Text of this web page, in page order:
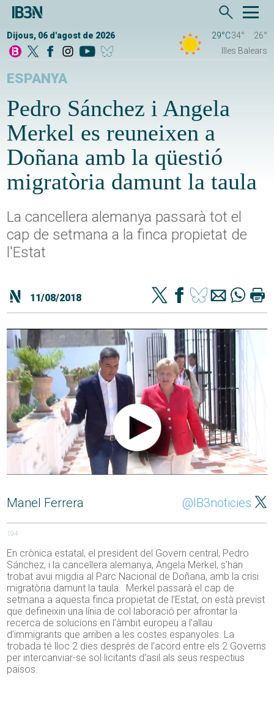
Dijous, 06 d'agost de 2026 29°C34°
26°
Illes Balears
ESPANYA
Pedro Sánchez i Angela
Merkel es reuneixen a
Doñana amb la qüestió
migratòria damunt la taula
La cancellera alemanya passarà tot el
cap de setmana a la finca propietat de
l'Estat
11/08/2018
Manel Ferrera @IB3noticies
194
En crònica estatal, el president del Govern central, Pedro
Sánchez, i la cancellera alemanya, Angela Merkel, s’han
trobat avui migdia al Parc Nacional de Doñana, amb la crisi
migratòria damunt la taula. Merkel passarà el cap de
setmana a aquesta finca propietat de l’Estat, on està previst
que defineixin una línia de col·laboració per afrontar la
recerca de solucions en l’àmbit europeu a l’allau
d’immigrants que arriben a les costes espanyoles. La
trobada té lloc 2 dies després de l’acord entre els 2 Governs
per intercanviar-se sol·licitants d’asil als seus respectius
països.